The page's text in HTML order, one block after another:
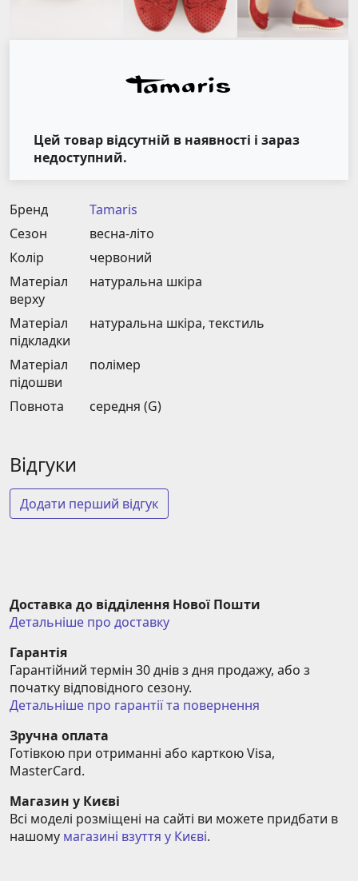
Цей товар відсутній в наявності і зараз
недоступний.
Бренд
Tamaris
Сезон
весна-літо
Колір
червоний
Матеріал
верху
натуральна шкіра
Матеріал
підкладки
натуральна шкіра, текстиль
Матеріал
підошви
полімер
Повнота середня (G)
Відгуки
Додати перший відгук
Доставка до відділення Нової Пошти
Детальніше про доставку
Гарантія
Гарантійний термін 30 днів з дня продажу, або з
початку відповідного сезону.
Детальніше про гарантії та повернення
Зручна оплата
Готівкою при отриманні або карткою Visa,
MasterCard.
Магазин у Києві
Всі моделі розміщені на сайті ви можете придбати в
нашому магазині взуття у Києві.